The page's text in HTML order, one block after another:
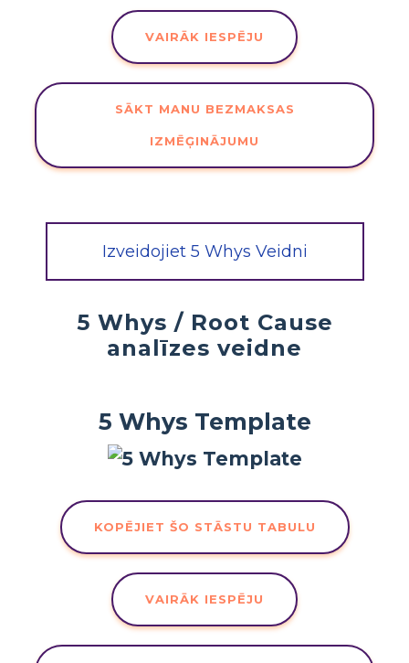
VAIRĀK IESPĒJU
SĀKT MANU BEZMAKSAS
IZMĒĢINĀJUMU
Izveidojiet 5 Whys Veidni
5 Whys / Root Cause
analīzes veidne
5 Whys Template
KOPĒJIET ŠO STĀSTU TABULU
VAIRĀK IESPĒJU